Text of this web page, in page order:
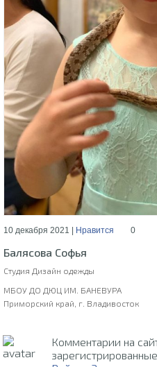
10 декабря 2021 | Нравится 0
Балясова Софья
Студия Дизайн одежды
МБОУ ДО ДЮЦ ИМ. БАНЕВУРА
Приморский край, г. Владивосток
Комментарии на